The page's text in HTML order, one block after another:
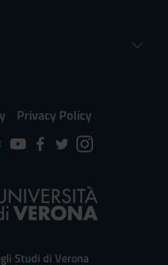
Privacy Policy
Studi di Verona